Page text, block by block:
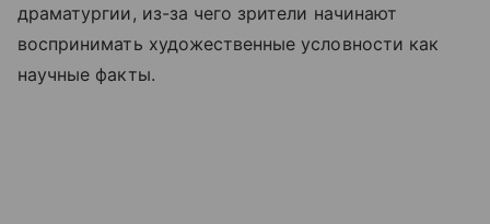
драматургии, из-за чего зрители начинают
воспринимать художественные условности как
научные факты.